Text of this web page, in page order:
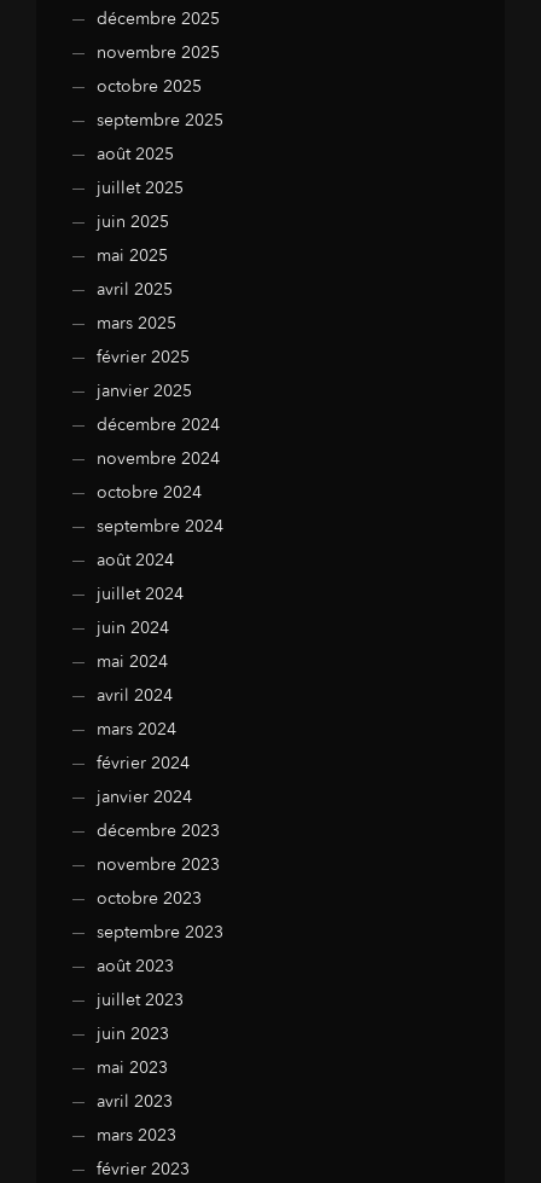
décembre 2025
novembre 2025
octobre 2025
septembre 2025
août 2025
juillet 2025
juin 2025
mai 2025
avril 2025
mars 2025
février 2025
janvier 2025
décembre 2024
novembre 2024
octobre 2024
septembre 2024
août 2024
juillet 2024
juin 2024
mai 2024
avril 2024
mars 2024
février 2024
janvier 2024
décembre 2023
novembre 2023
octobre 2023
septembre 2023
août 2023
juillet 2023
juin 2023
mai 2023
avril 2023
mars 2023
février 2023